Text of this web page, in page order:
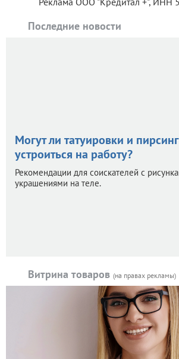
Последние новости
Могут ли татуировки и
устроиться на работу?
Рекомендации для соискателей с
украшениями на теле.
Витрина товаров (на правах рекламы)